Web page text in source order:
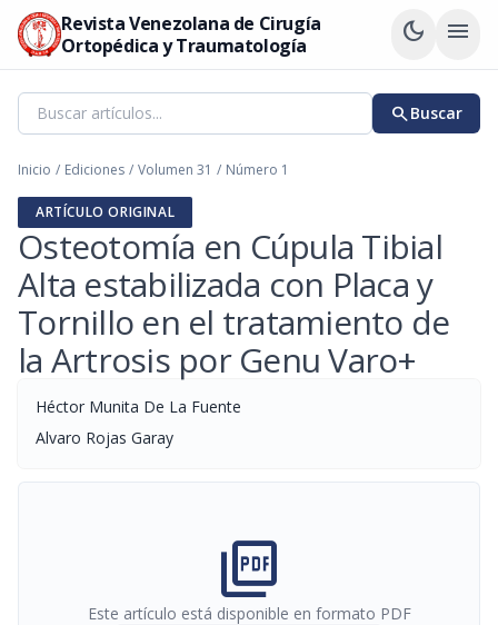
Revista Venezolana de Cirugía
Ortopédica y Traumatología
dark_mode menu
searchBuscar
Inicio / Ediciones / Volumen 31 / Número 1
ARTÍCULO ORIGINAL
Osteotomía en Cúpula Tibial
Alta estabilizada con Placa y
Tornillo en el tratamiento de
la Artrosis por Genu Varo+
Héctor Munita De La Fuente
Alvaro Rojas Garay
picture_as_pdf
Este artículo está disponible en formato PDF